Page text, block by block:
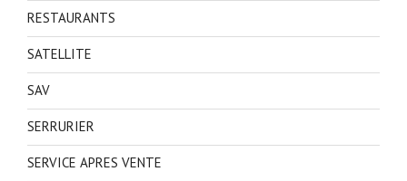
RESTAURANTS
SATELLITE
SAV
SERRURIER
SERVICE APRES VENTE